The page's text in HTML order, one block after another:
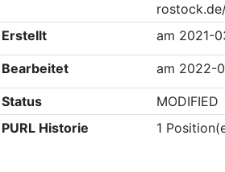
Erstellt
am 2021-
Bearbeitet am 2022-
Status
MODIFIED
PURL Historie
1